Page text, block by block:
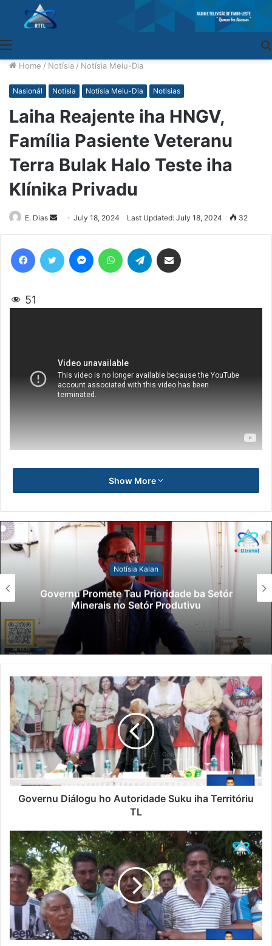
Home / Notísia / Notísia Meiu-Dia
Nasionál Notísia Notísia Meiu-Dia Notisias
Laiha Reajente iha HNGV,
Família Pasiente Veteranu
Terra Bulak Halo Teste iha
Klínika Privadu
E. Dias
Send
an
July 18, 2024 Last Updated: July 18, 2024 32
51
Show More
Notísia Kalan
Governu Promete Tau Prioridade ba Setór
Minerais no Setór Produtivu
Governu Diálogu ho Autoridade Suku iha Territóriu
TL